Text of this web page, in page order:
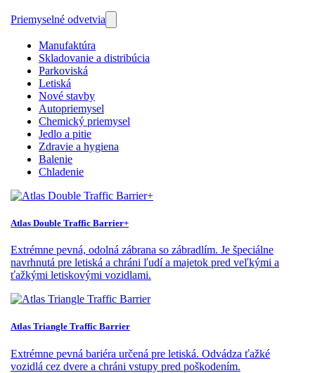
Priemyselné odvetvia
Manufaktúra
Skladovanie a distribúcia
Parkoviská
Letiská
Nové stavby
Autopriemysel
Chemický priemysel
Jedlo a pitie
Zdravie a hygiena
Balenie
Chladenie
Atlas Double Traffic Barrier+
Extrémne pevná, odolná zábrana so zábradlím. Je špeciálne
navrhnutá pre letiská a chráni ľudí a majetok pred veľkými a
ťažkými letiskovými vozidlami.
Atlas Triangle Traffic Barrier
Extrémne pevná bariéra určená pre letiská. Odvádza ťažké
vozidlá cez dvere a chráni vstupy pred poškodením.